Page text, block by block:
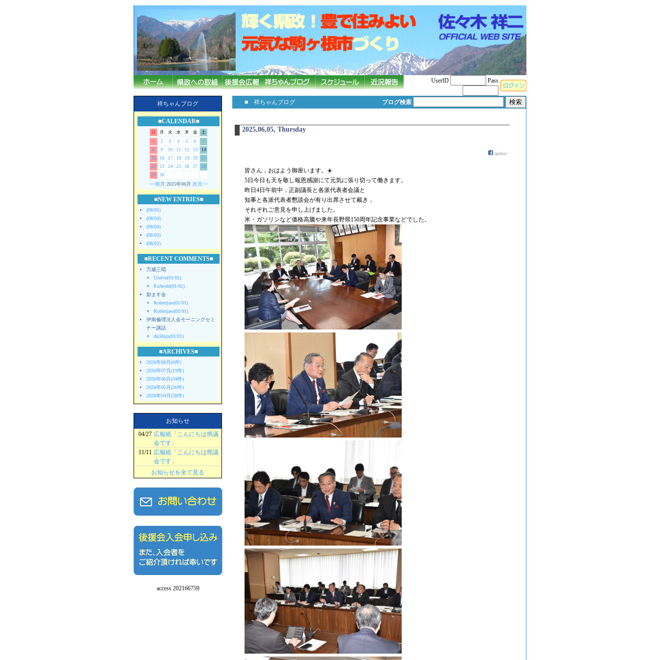
UserID Pass
祥ちゃんブログ
■CALENDAR■
日 月 火 水 木 金
土
1
2 3 4 5 6
7
8
9 10 11 12 13
14
15
16 17 18 19 20
21
22
23 24 25 26 27
28
29
30
<<前月 2025年06月 次月>>
■NEW ENTRIES■
(08/05)
(08/04)
(08/04)
(08/03)
(08/02)
■RECENT COMMENTS■
万歳三唱
Uselve(01/01)
PoAveld(01/01)
励ます会
Robertjaw(01/01)
Robertjaw(01/01)
伊南倫理法人会モーニングセミ
ナー講話
dicldujs(01/01)
■ARCHIVES■
2026年08月(6件)
2026年07月(19件)
2026年06月(34件)
2026年05月(26件)
2026年04月(28件)
お知らせ
04/27 広報紙「こんにちは県議
会です」
11/11 広報紙「こんにちは県議
会です」
お知らせを全て見る
access 202166759
■ 祥ちゃんブログ ブログ検索
2025,06,05, Thursday
author :
皆さん，おはよう御座います。☀️
5日今日も天を敬し報恩感謝にて元気に張り切って働きます。
昨日4日午前中，正副議長と各派代表者会議と
知事と各派代表者懇談会が有り出席させて戴き，
それぞれご意見を申し上げました。
米・ガソリンなど価格高騰や来年長野県150周年記念事業などでした。